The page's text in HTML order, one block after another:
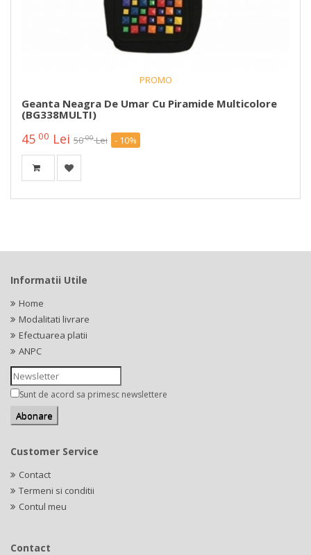
PROMO
Geanta Neagra De Umar Cu Piramide Multicolore
(BG338MULTI)
45 00 Lei 5000 Lei - 10%
Informatii Utile
Home
Modalitati livrare
Efectuarea platii
ANPC
Sunt de acord sa primesc newslettere
Customer Service
Contact
Termeni si conditii
Contul meu
Contact